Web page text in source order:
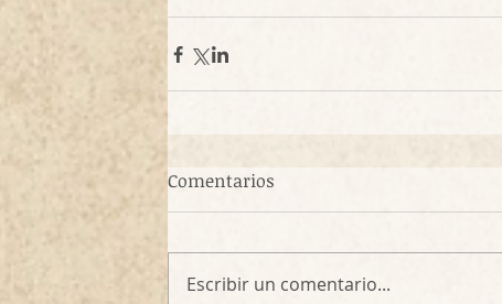
Comentarios
Escribir un comentario...